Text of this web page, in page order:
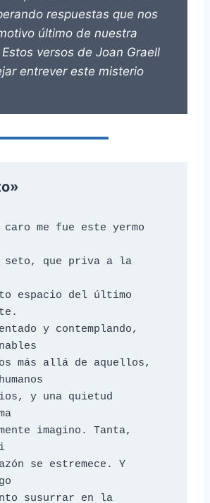
respuestas que nos
último de nuestra
versos de Joan Graell
entrever este misterio
caro me fue este yermo